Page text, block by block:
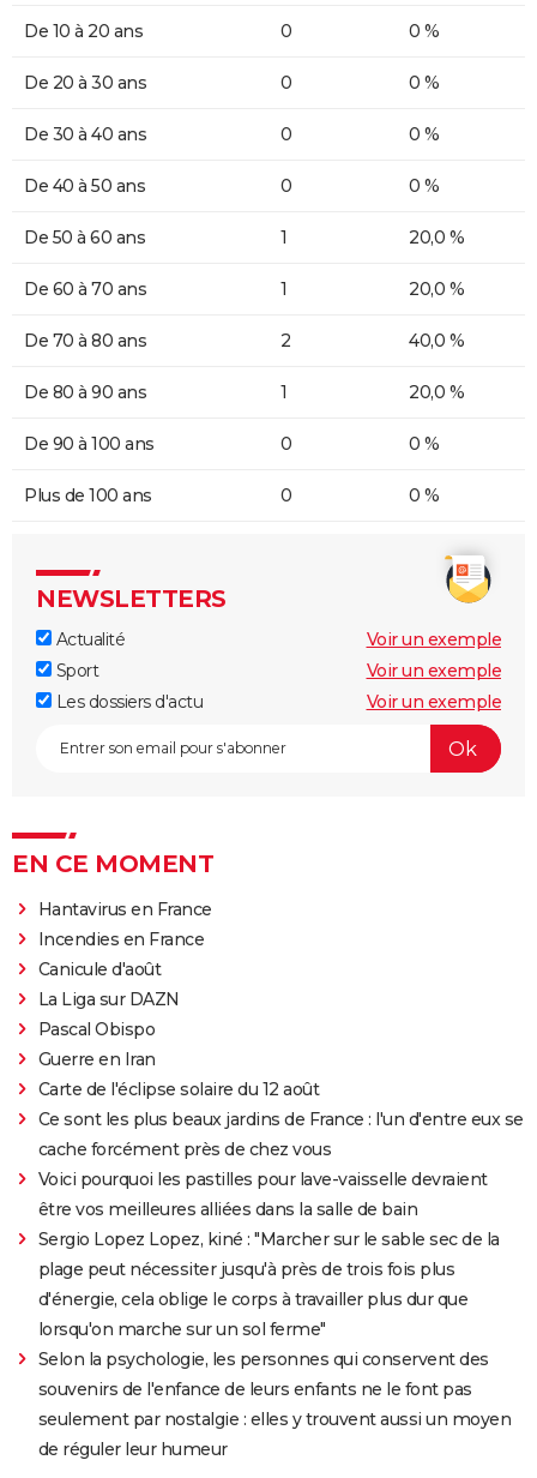
De 10 à 20 ans 0 0 %
De 20 à 30 ans 0 0 %
De 30 à 40 ans 0 0 %
De 40 à 50 ans 0 0 %
De 50 à 60 ans 1 20,0 %
De 60 à 70 ans 1 20,0 %
De 70 à 80 ans 2 40,0 %
De 80 à 90 ans 1 20,0 %
De 90 à 100 ans 0 0 %
Plus de 100 ans 0 0 %
NEWSLETTERS
Actualité
Voir un exemple
Sport
Voir un exemple
Les dossiers d'actu
Voir un exemple
EN CE MOMENT
Hantavirus en France
Incendies en France
Canicule d'août
La Liga sur DAZN
Pascal Obispo
Guerre en Iran
Carte de l'éclipse solaire du 12 août
Ce sont les plus beaux jardins de France : l'un d'entre eux se
cache forcément près de chez vous
Voici pourquoi les pastilles pour lave-vaisselle devraient
être vos meilleures alliées dans la salle de bain
Sergio Lopez Lopez, kiné : "Marcher sur le sable sec de la
plage peut nécessiter jusqu'à près de trois fois plus
d'énergie, cela oblige le corps à travailler plus dur que
lorsqu'on marche sur un sol ferme"
Selon la psychologie, les personnes qui conservent des
souvenirs de l'enfance de leurs enfants ne le font pas
seulement par nostalgie : elles y trouvent aussi un moyen
de réguler leur humeur